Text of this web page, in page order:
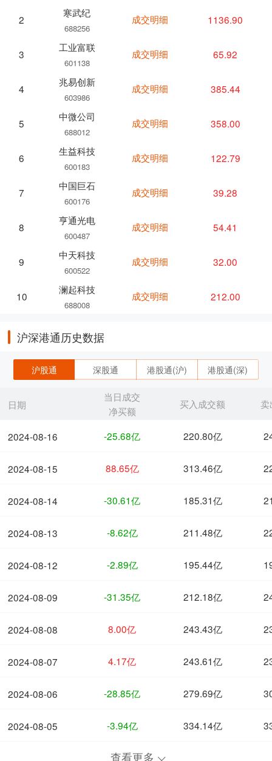
2
寒武纪
688256
3
工业富联
601138
4
兆易创新
603986
5
中微公司
688012
6
生益科技
600183
7
中国巨石
600176
8
亨通光电
600487
9
中天科技
600522
10
澜起科技
688008
成交明细 1136.90
成交明细 65.92
成交明细 385.44
成交明细 358.00
成交明细 122.79
成交明细 39.28
成交明细 54.41
成交明细 32.00
成交明细 212.00
沪深港通历史数据
沪股通 深股通 港股通(沪) 港股通(深)
日期
2024-08-16
2024-08-15
2024-08-14
2024-08-13
2024-08-12
2024-08-09
2024-08-08
2024-08-07
2024-08-06
2024-08-05
当日成交
净买额
买入成交额 卖
-25.68亿 220.80亿
88.65亿 313.46亿
-30.61亿 185.31亿
-8.62亿 211.48亿
-2.89亿 195.44亿
-31.35亿 212.18亿
8.00亿 243.43亿
4.17亿 243.61亿
-28.85亿 279.69亿
-3.94亿 334.14亿
查看更多